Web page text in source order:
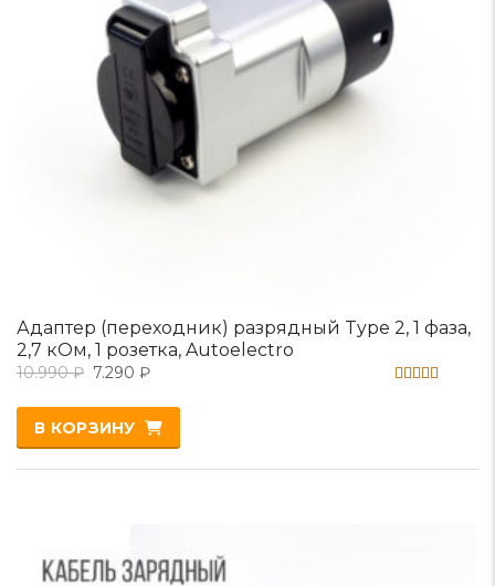
Адаптер (переходник) разрядный Type 2, 1 фаза,
2,7 кОм, 1 розетка, Autoelectro
10.990₽ 7.290 ₽
В КОРЗИНУ